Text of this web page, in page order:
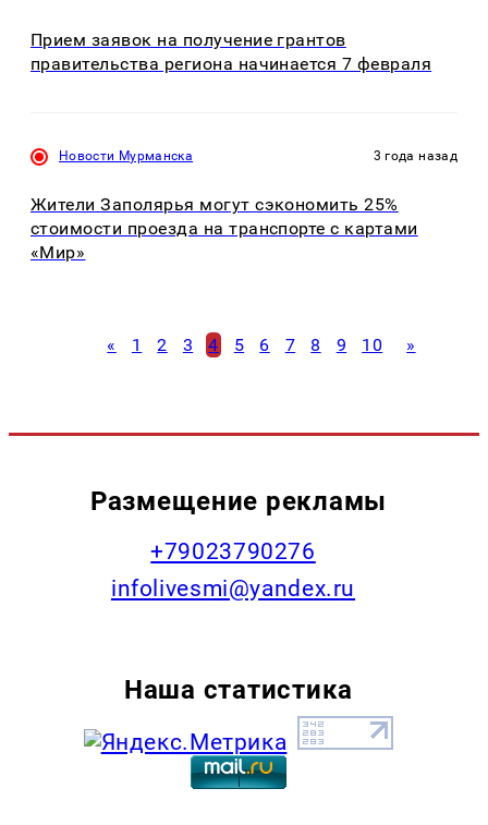
Прием заявок на получение грантов
правительства региона начинается 7 февраля
Новости Мурманска 3 года назад
Жители Заполярья могут сэкономить 25%
стоимости проезда на транспорте с картами
«Мир»
« 1 2 3 4 5 6 7 8 9 10 »
Размещение рекламы
+79023790276
infolivesmi@yandex.ru
Наша статистика